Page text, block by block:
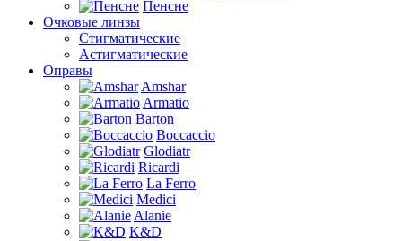
Пенсне
Очковые линзы
Стигматические
Астигматические
Оправы
Amshar
Armatio
Barton
Boccaccio
Glodiatr
Ricardi
La Ferro
Medici
Alanie
K&D